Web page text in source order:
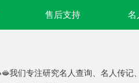
售后支持 名
我们专注研究名人查询、名人传